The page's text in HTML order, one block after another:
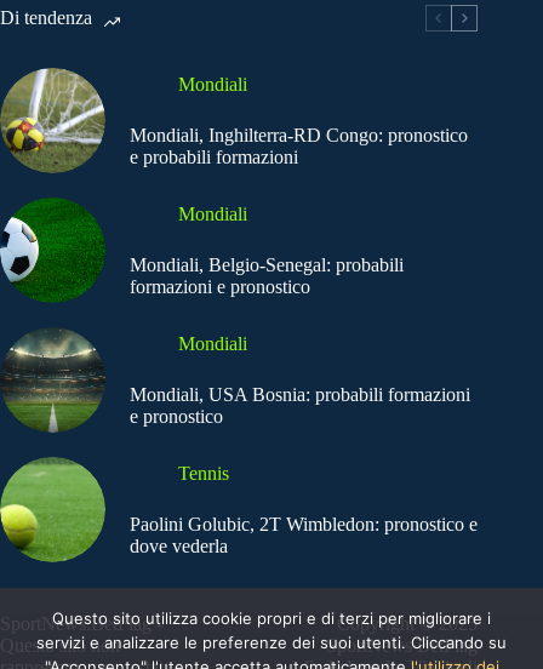
Di tendenza
Mondiali
Mondiali, Inghilterra-RD Congo: pronostico
e probabili formazioni
Mondiali
Mondiali, Belgio-Senegal: probabili
formazioni e pronostico
Mondiali
Mondiali, USA Bosnia: probabili formazioni
e pronostico
Tennis
Paolini Golubic, 2T Wimbledon: pronostico e
dove vederla
SportNews.BetFlag -
Questo sito non
Copyright © 2025
SportNews BetFlag
Questo sito utilizza cookie propri e di terzi per migliorare i
servizi e analizzare le preferenze dei suoi utenti. Cliccando su